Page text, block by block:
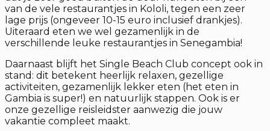
van de vele restaurantjes in Kololi, tegen een zeer
lage prijs (ongeveer 10-15 euro inclusief drankjes).
Uiteraard eten we wel gezamenlijk in de
verschillende leuke restaurantjes in Senegambia!
Daarnaast blijft het Single Beach Club concept ook in
stand: dit betekent heerlijk relaxen, gezellige
activiteiten, gezamenlijk lekker eten (het eten in
Gambia is super!) en natuurlijk stappen. Ook is er
onze gezellige reisleidster aanwezig die jouw
vakantie compleet maakt.